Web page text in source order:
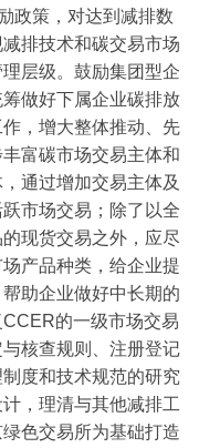
政策，对达到减排数
排技术和碳交易市场
层级。鼓励集团型企
做好下属企业碳排放
，增大整体推动、先
富碳市场交易主体和
通过增加交易主体及
市场交易；除了以全
现货交易之外，应尽
产品种类，给企业提
助企业做好中长期的
的一级市场交易
核查规则、注册登记
度和技术规范的研究
，理清与其他减排工
色交易所为基础打造